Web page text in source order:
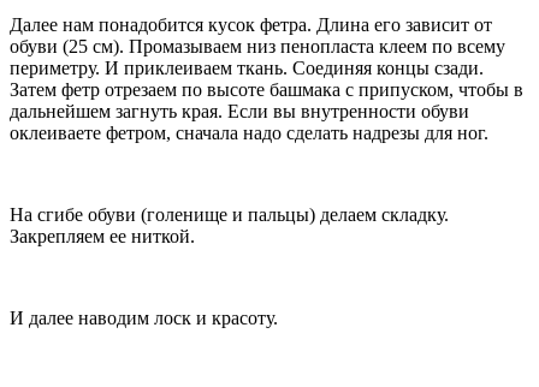
Далее нам понадобится кусок фетра. Длина его зависит от
обуви (25 см). Промазываем низ пенопласта клеем по всему
периметру. И приклеиваем ткань. Соединяя концы сзади.
Затем фетр отрезаем по высоте башмака с припуском, чтобы в
дальнейшем загнуть края. Если вы внутренности обуви
оклеиваете фетром, сначала надо сделать надрезы для ног.
На сгибе обуви (голенище и пальцы) делаем складку.
Закрепляем ее ниткой.
И далее наводим лоск и красоту.